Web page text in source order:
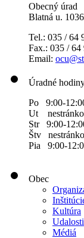
Obecný úrad
Blatná u.
Tel.: 035 / 64
Fax.: 035 / 64
Email:
Úradné
Po 9:00-
Ut
Str 9:00-
Štv
Pia 9:00-
Obec
Kultúra
Udalosti
Médiá